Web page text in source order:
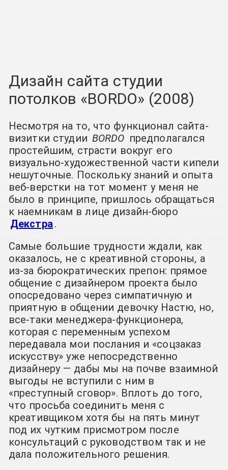
Дизайн сайта студии
потолков «BORDO» (2008)
Несмотря на то, что функционал сайта-
визитки студии BORDO предполагался
простейшим, страсти вокруг его
визуально-художественной части кипели
нешуточные. Поскольку знаний и опыта
веб-верстки на тот момент у меня не
было в принципе, пришлось обращаться
к наемникам в лице дизайн-бюро
Декстра.
Самые большие трудности ждали, как
оказалось, не с креативной стороны, а
из-за бюрократических препон: прямое
общение с дизайнером проекта было
опосредовано через симпатичную и
приятную в общении девочку Настю, но,
все-таки менеджера-функционера,
которая с переменным успехом
передавала мои послания и «соцзаказ
искусству» уже непосредственно
дизайнеру — дабы мы на почве взаимной
выгоды не вступили с ним в
«преступный сговор». Вплоть до того,
что просьба соединить меня с
креативщиком хотя бы на пять минут
под их чутким присмотром после
консультаций с руководством так и не
дала положительного решения.